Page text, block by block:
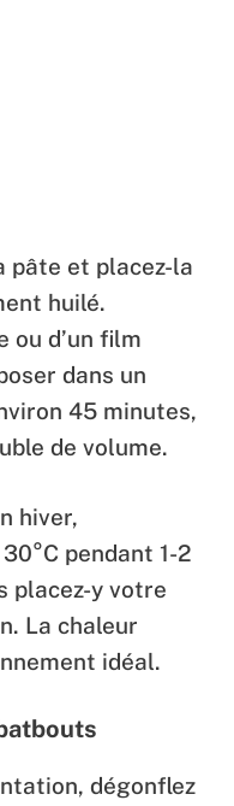
pâte et placez-la
huilé.
ou d’un film
dans un
45 minutes,
de volume.
hiver,
pendant 1-2
placez-y votre
La chaleur
idéal.
dégonflez